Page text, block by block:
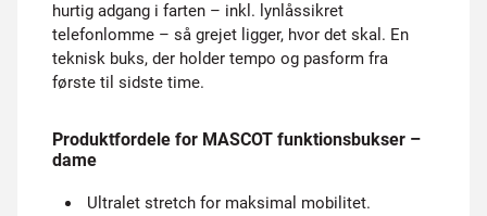
hurtig adgang i farten – inkl. lynlåssikret
telefonlomme – så grejet ligger, hvor det skal. En
teknisk buks, der holder tempo og pasform fra
første til sidste time.
Produktfordele for MASCOT funktionsbukser –
dame
Ultralet stretch for maksimal mobilitet.